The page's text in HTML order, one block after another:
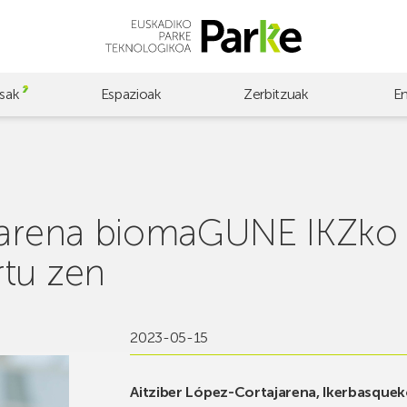
Espazioak Zerbitzuak
biomaGUNE
zen
2023-05-15
Aitziber López-Cortajarena,